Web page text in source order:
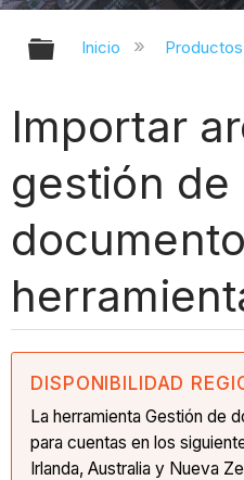
Expandir/
Inicio Productos
Importar
gestión de
DISPONIBILIDAD
La herramienta Gestión de
para cuentas en los
Irlanda, Australia y Nueva